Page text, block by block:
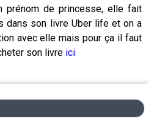
prénom de princesse, elle fait
dans son livre Uber life et on a
avec elle mais pour ça il faut
son livre ici
à un enregistrement cliquez